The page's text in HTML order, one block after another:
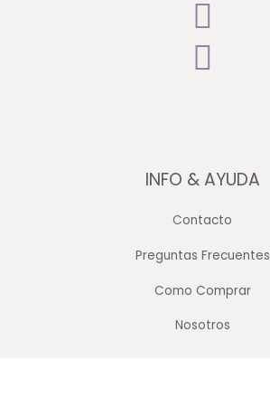
INFO & AYUDA
Contacto
Preguntas Frecuentes
Como Comprar
Nosotros